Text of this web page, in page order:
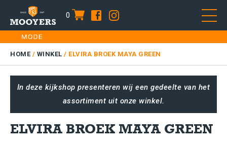
0 item
Skip
to
content
HOME
DAMES
KIDS
PLUS SIZE
HOME/ WINKEL / ELVIRA BROEK MAYA GREEN
In deze kijkshop presenteren wij een gedeelte van het
assortiment uit onze winkel.
ELVIRA BROEK MAYA GREEN